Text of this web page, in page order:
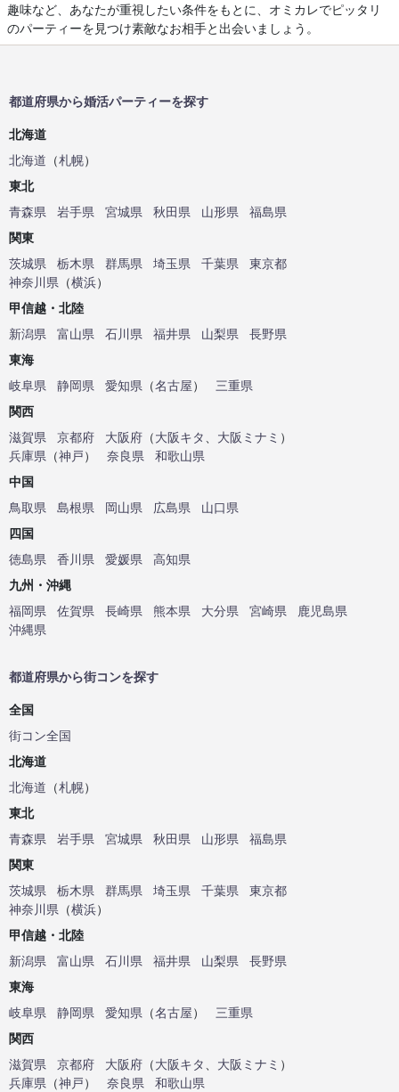
趣味など、あなたが重視したい条件をもとに、オミカレでピッタリ
のパーティーを見つけ素敵なお相手と出会いましょう。
都道府県から婚活パーティーを探す
北海道
北海道 （札幌）
東北
青森県
岩手県 宮城県 秋田県 山形県
福島県
関東
茨城県
栃木県 群馬県 埼玉県 千葉県
東京都
神奈川県 （横浜）
甲信越・北陸
新潟県
富山県 石川県 福井県 山梨県
長野県
東海
岐阜県
静岡県 愛知県 （名古屋）
三重県
関西
滋賀県
京都府 大阪府 （大阪キタ 大阪ミナミ ）
兵庫県 （神戸） 奈良県
和歌山県
中国
鳥取県
島根県 岡山県 広島県
山口県
四国
徳島県
香川県 愛媛県
高知県
九州・沖縄
福岡県
佐賀県 長崎県 熊本県 大分県 宮崎県
鹿児島県
沖縄県
都道府県から街コンを探す
全国
街コン全国
北海道
北海道 （札幌）
東北
青森県
岩手県 宮城県 秋田県 山形県
福島県
関東
茨城県
栃木県 群馬県 埼玉県 千葉県
東京都
神奈川県 （横浜）
甲信越・北陸
新潟県
富山県 石川県 福井県 山梨県
長野県
東海
岐阜県
静岡県 愛知県 （名古屋）
三重県
関西
滋賀県
京都府 大阪府 （大阪キタ 大阪ミナミ ）
兵庫県 （神戸） 奈良県
和歌山県